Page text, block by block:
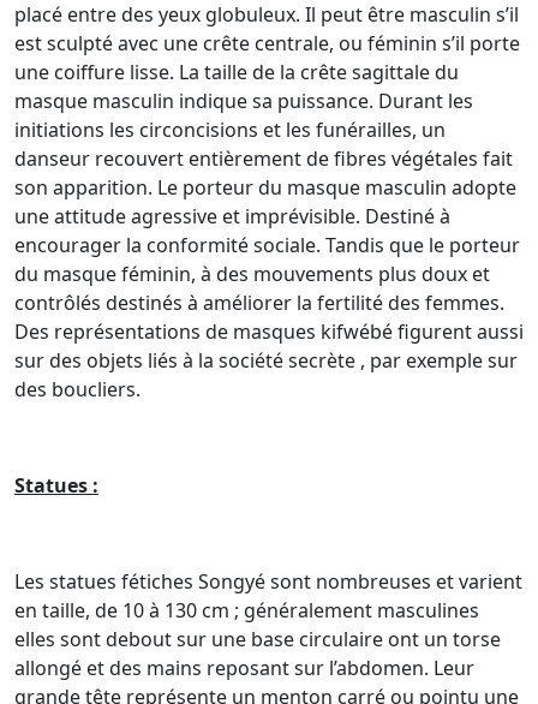
placé entre des yeux globuleux. Il peut être masculin s’il
est sculpté avec une crête centrale, ou féminin s’il porte
une coiffure lisse. La taille de la crête sagittale du
masque masculin indique sa puissance. Durant les
initiations les circoncisions et les funérailles, un
danseur recouvert entièrement de fibres végétales fait
son apparition. Le porteur du masque masculin adopte
une attitude agressive et imprévisible. Destiné à
encourager la conformité sociale. Tandis que le porteur
du masque féminin, à des mouvements plus doux et
contrôlés destinés à améliorer la fertilité des femmes.
Des représentations de masques kifwébé figurent aussi
sur des objets liés à la société secrète , par exemple sur
des boucliers.
Statues :
Les statues fétiches Songyé sont nombreuses et varient
en taille, de 10 à 130 cm ; généralement masculines
elles sont debout sur une base circulaire ont un torse
allongé et des mains reposant sur l’abdomen. Leur
grande tête représente un menton carré ou pointu une